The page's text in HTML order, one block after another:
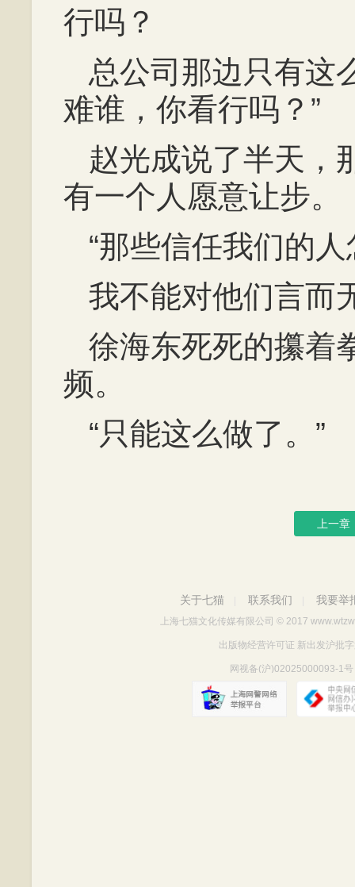
行吗？
总公司那边只有这
难谁，你看行吗？”
赵光成说了半天，
有一个人愿意让步。
“那些信任我们的
我不能对他们言而
徐海东死死的攥着
频。
“只能这么做了。”
上一章
关于七猫 联系我们 我要举
上海七猫文化传媒有限公司 © 2017
出版物经营许可证 新出发沪批
网视备(沪)02025000093-1